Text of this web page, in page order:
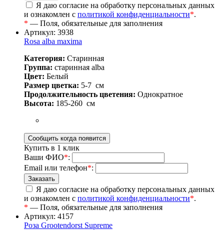
Я даю согласие на обработку персональных данных
и ознакомлен с политикой конфиденциальности*.
* — Поля, обязательные для заполнения
Артикул: 3938
Rosa alba maxima
Категория: Старинная
Группа: старинная alba
Цвет: Белый
Размер цветка: 5-7 см
Продолжительность цветения: Однократное
Высота: 185-260 см
Купить в 1 клик
Ваши ФИО*:
Email или телефон*:
Я даю согласие на обработку персональных данных
и ознакомлен с политикой конфиденциальности*.
* — Поля, обязательные для заполнения
Артикул: 4157
Роза Grootendorst Supreme